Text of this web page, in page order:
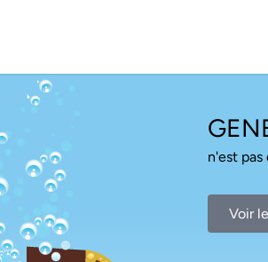
n'est
Voir